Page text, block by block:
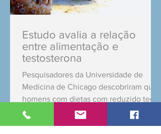
Estudo avalia a relação
entre alimentação e
testosterona
Pesquisadores da Universidade de
Medicina de Chicago descobriram que
homens com dietas com reduzido teor
de gordura apresentam níveis sérico